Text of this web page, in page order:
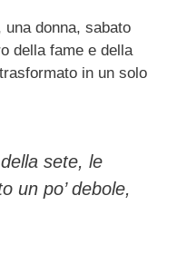
at
s
p
ail n
di
donna, sabato
della fame e della
in un solo
sete, le
un po’ debole,